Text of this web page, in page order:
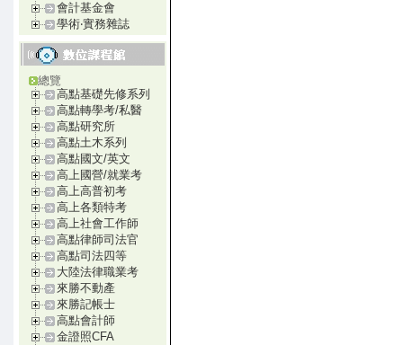
會計基金會
學術‧實務雜誌
總覽
高點基礎先修系列
高點轉學考/私醫
高點研究所
高點土木系列
高點國文/英文
高上國營/就業考
高上高普初考
高上各類特考
高上社會工作師
高點律師司法官
高點司法四等
大陸法律職業考
來勝不動產
來勝記帳士
高點會計師
金證照CFA